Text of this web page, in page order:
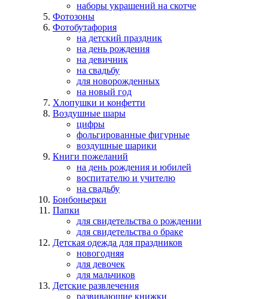
наборы украшений на скотче
Фотозоны
Фотобутафория
на детский праздник
на день рождения
на девичник
на свадьбу
для новорожденных
на новый год
Хлопушки и конфетти
Воздушные шары
цифры
фольгированные фигурные
воздушные шарики
Книги пожеланий
на день рождения и юбилей
воспитателю и учителю
на свадьбу
Бонбоньерки
Папки
для свидетельства о рождении
для свидетельства о браке
Детская одежда для праздников
новогодняя
для девочек
для мальчиков
Детские развлечения
развивающие книжки